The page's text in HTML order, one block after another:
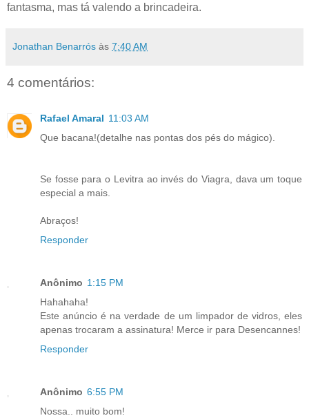
fantasma, mas tá valendo a brincadeira.
Jonathan Benarrós às 7:40 AM
4 comentários:
Rafael Amaral 11:03 AM
Que bacana!(detalhe nas pontas dos pés do mágico).
Se fosse para o Levitra ao invés do Viagra, dava um toque
especial a mais.
Abraços!
Responder
Anônimo 1:15 PM
Hahahaha!
Este anúncio é na verdade de um limpador de vidros, eles
apenas trocaram a assinatura! Merce ir para Desencannes!
Responder
Anônimo 6:55 PM
Nossa.. muito bom!